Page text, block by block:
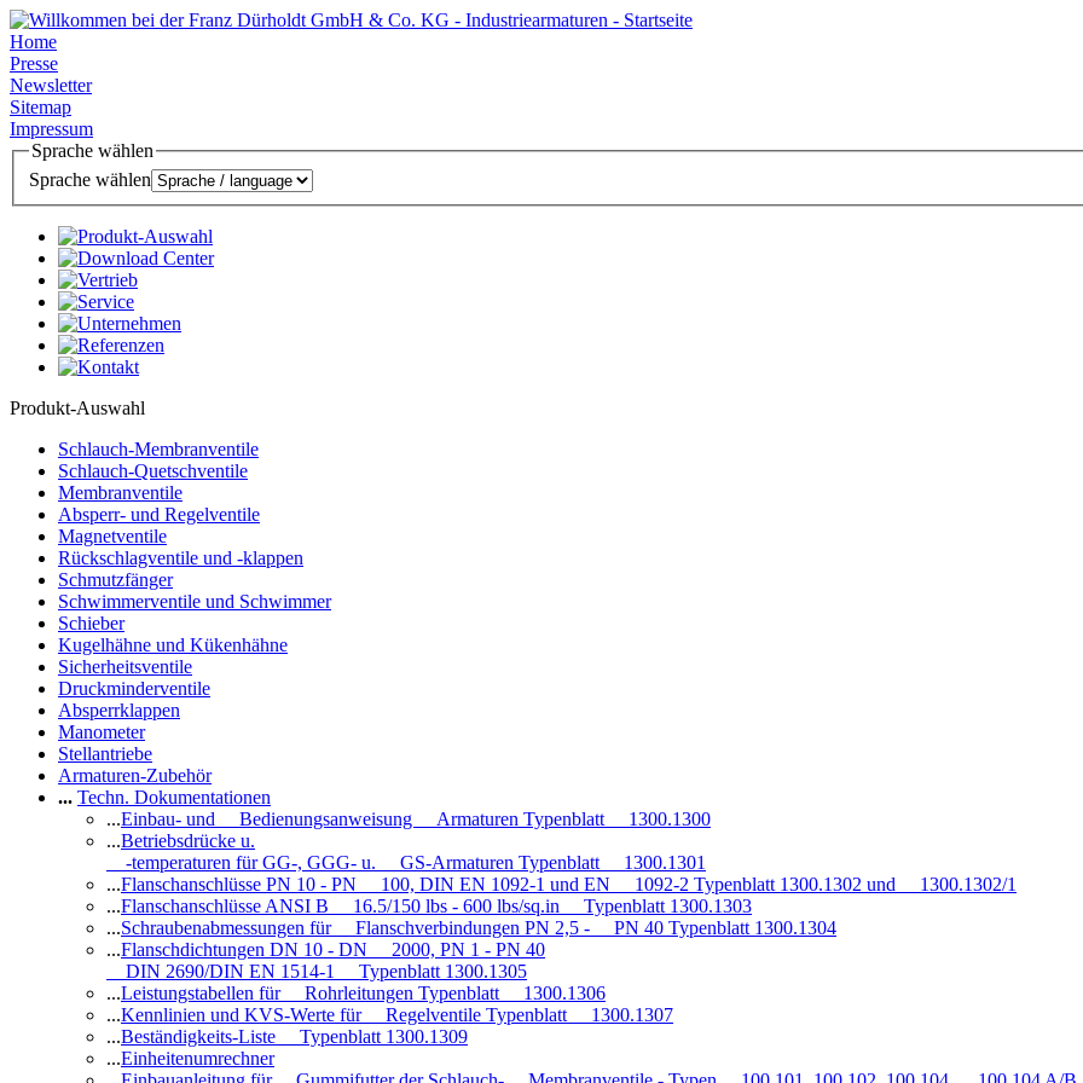
Home
Presse
Newsletter
Sitemap
Impressum
Sprache wählen
Sprache wählen
Produkt-Auswahl
Schlauch-Membranventile
Schlauch-Quetschventile
Membranventile
Absperr- und Regelventile
Magnetventile
Rückschlagventile und -klappen
Schmutzfänger
Schwimmerventile und Schwimmer
Schieber
Kugelhähne und Kükenhähne
Sicherheitsventile
Druckminderventile
Absperrklappen
Manometer
Stellantriebe
Armaturen-Zubehör
... Techn. Dokumentationen
...Einbau- und Bedienungsanweisung Armaturen Typenblatt 1300.1300
...Betriebsdrücke u.
-temperaturen für GG-, GGG- u. GS-Armaturen Typenblatt 1300.1301
...Flanschanschlüsse PN 10 - PN 100, DIN EN 1092-1 und EN 1092-2 Typenblatt 1300.1302 und 1300.1302/1
...Flanschanschlüsse ANSI B 16.5/150 lbs - 600 lbs/sq.in Typenblatt 1300.1303
...Schraubenabmessungen für Flanschverbindungen PN 2,5 - PN 40 Typenblatt 1300.1304
...Flanschdichtungen DN 10 - DN 2000, PN 1 - PN 40
DIN 2690/DIN EN 1514-1 Typenblatt 1300.1305
...Leistungstabellen für Rohrleitungen Typenblatt 1300.1306
...Kennlinien und KVS-Werte für Regelventile Typenblatt 1300.1307
...Beständigkeits-Liste Typenblatt 1300.1309
...Einheitenumrechner